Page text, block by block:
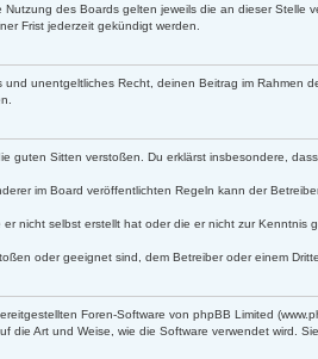
des Boards gelten jeweils die an dieser Stelle
Frist jederzeit gekündigt werden.
unentgeltliches Recht, deinen Beitrag im Rahmen
Sitten verstoßen. Du erklärst insbesondere,
im Board veröffentlichten Regeln kann der
nicht selbst erstellt hat oder die er nicht zur Kenntnis
oder geeignet sind, dem Betreiber oder einem
Foren-Software von phpBB Limited
Art und Weise, wie die Software verwendet wird.